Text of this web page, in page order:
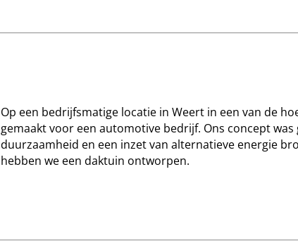
Op een bedrijfsmatige locatie in Weert in een van de
gemaakt voor een automotive bedrijf. Ons concept
duurzaamheid en een inzet van alternatieve energie
hebben we een daktuin ontworpen.